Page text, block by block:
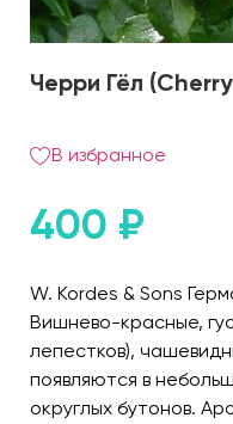
Черри Гёл
В избранное
400 ₽
W. Kordes & Sons
Вишнево-красные,
лепестков),
появляются в
округлых бутонов.